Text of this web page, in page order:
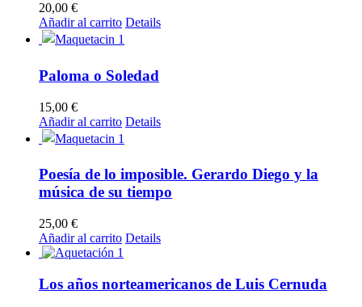
20,00 €
Añadir al carrito Details
Paloma o Soledad
15,00 €
Añadir al carrito Details
Poesía de lo imposible. Gerardo Diego y la
música de su tiempo
25,00 €
Añadir al carrito Details
Los años norteamericanos de Luis Cernuda